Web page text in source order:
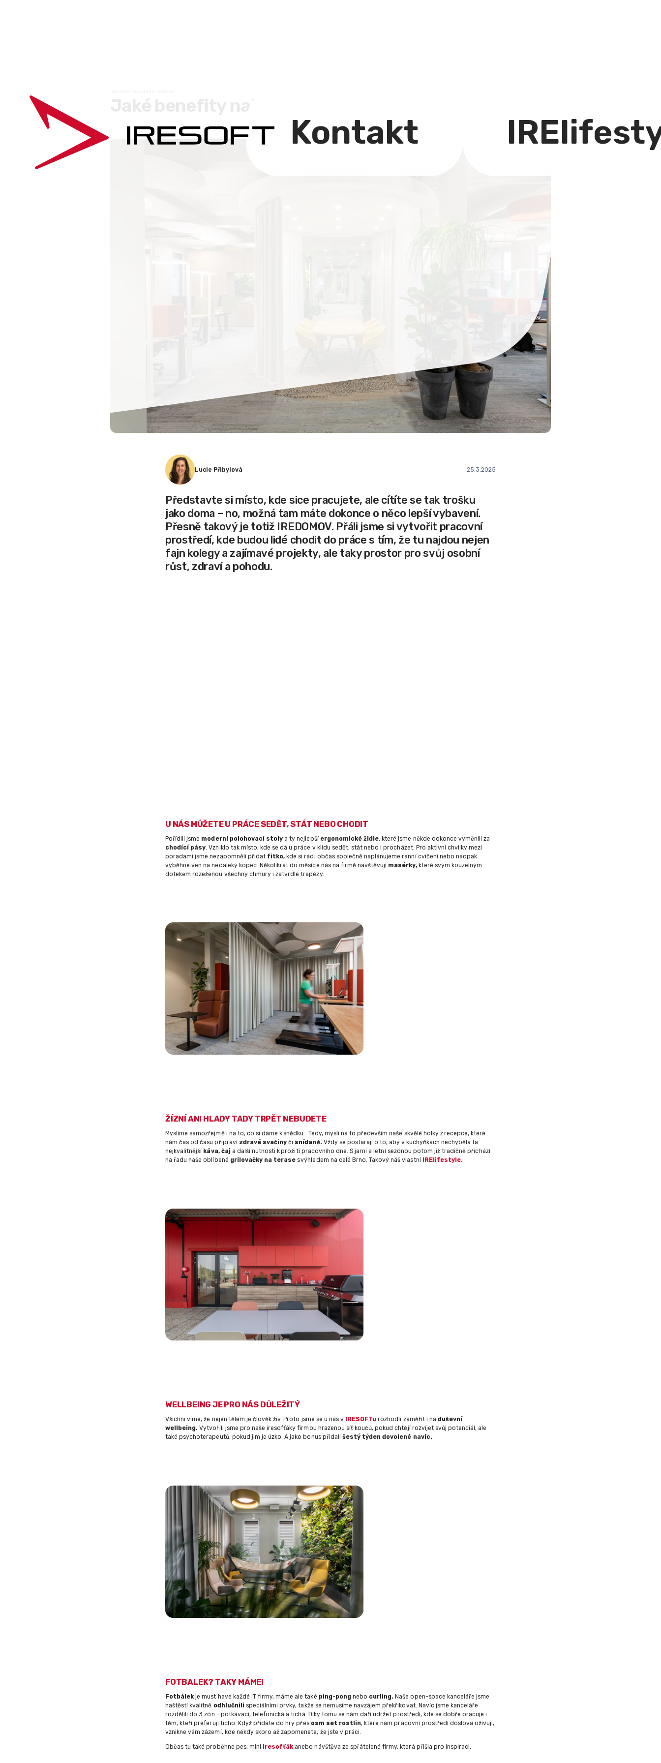
Kontakt
Lucie Přibylová 25.3.2025
Představte si místo, kde sice pracujete, ale cítíte se tak trošku
jako doma – no, možná tam máte dokonce o něco lepší vybavení.
Přesně takový je totiž IREDOMOV. Přáli jsme si vytvořit pracovní
prostředí, kde budou lidé chodit do práce s tím, že tu najdou nejen
fajn kolegy a zajímavé projekty, ale taky prostor pro svůj osobní
růst, zdraví a pohodu.
U NÁS MŮŽETE U PRÁCE SEDĚT, STÁT NEBO CHODIT
Pořídili jsme moderní polohovací stoly a ty nejlepší ergonomické židle, které jsme někde dokonce vyměnili za
chodící pásy . Vzniklo tak místo, kde se dá u práce v klidu sedět, stát nebo i procházet. Pro aktivní chvilky mezi
poradami jsme nezapomněli přidat fitko, kde si rádi občas společně naplánujeme ranní cvičení nebo naopak
vyběhne ven na nedaleký kopec. Několikrát do měsíce nás na firmě navštěvují masérky,které svým kouzelným
dotekem rozeženou všechny chmury i zatvrdlé trapézy.
ŽÍZNÍ ANI HLADY TADY TRPĚT NEBUDETE
Myslíme samozřejmě i na to, co si dáme k snědku. Tedy, myslí na to především naše skvělé holky z recepce, které
nám čas od času připraví zdravé svačinyči snídaně. Vždy se postarají o to, aby v kuchyňkách nechyběla ta
nejkvalitnější káva, čaj a další nutnosti k prožití pracovního dne. S jarní a letní sezónou potom již tradičně přichází
na řadu naše oblíbené grilovačky na terase s výhledem na celé Brno. Takový náš vlastní IRElifestyle.
WELLBEING JE PRO NÁS DŮLEŽITÝ
Všichni víme, že nejen tělem je člověk živ. Proto jsme se u nás v IRESOFTu rozhodli zaměřit i na duševní
wellbeing.Vytvořili jsme pro naše iresofťáky firmou hrazenou síť koučů, pokud chtějí rozvíjet svůj potenciál, ale
také psychoterapeutů, pokud jim je úzko. A jako bonus přidali šestý týden dovolené navíc.
FOTBALEK? TAKY MÁME!
Fotbálek je must have každé IT firmy, máme ale také ping-pongnebo curling. Naše open-space kanceláře jsme
naštěstí kvalitně odhlučnili speciálními prvky, takže se nemusíme navzájem překřikovat. Navíc jsme kanceláře
rozdělili do 3 zón - potkávací, telefonická a tichá. Díky tomu se nám daří udržet prostředí, kde se dobře pracuje i
těm, kteří preferují ticho. Když přidáte do hry přes osm set rostlin, které nám pracovní prostředí doslova oživují,
vznikne vám zázemí, kde někdy skoro až zapomenete, že jste v práci.
Občas tu také proběhne pes, mini iresofťák anebo návštěva ze spřátelené firmy, která přišla pro inspiraci.